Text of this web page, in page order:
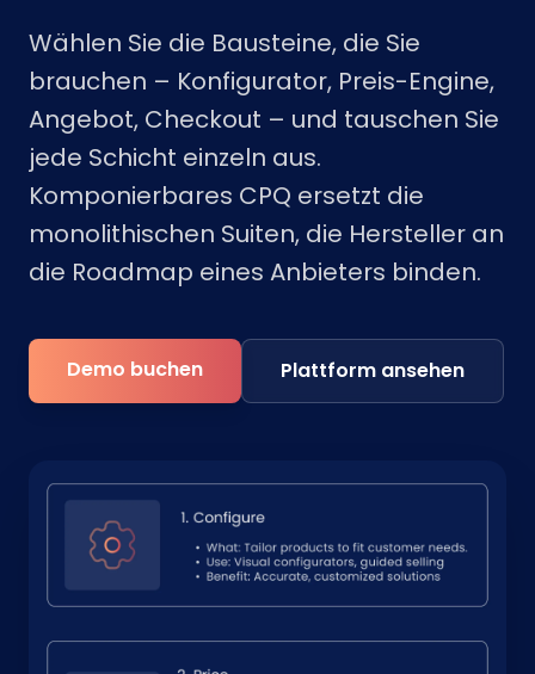
Wählen Sie die Bausteine, die Sie
brauchen – Konfigurator, Preis-Engine,
Angebot, Checkout – und tauschen Sie
jede Schicht einzeln aus.
Komponierbares CPQ ersetzt die
monolithischen Suiten, die Hersteller an
die Roadmap eines Anbieters binden.
Demo buchen Plattform ansehen